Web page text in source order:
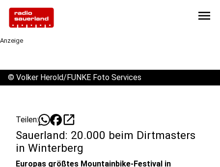
menu
Anzeige
© Volker Herold/FUNKE Foto Services
Teilen: open_in_new
Sauerland: 20.000 beim Dirtmasters
in Winterberg
Europas größtes Mountainbike-Festival in